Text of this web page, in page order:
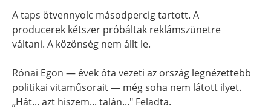
A taps ötvennyolc másodpercig tartott. A
producerek kétszer próbáltak reklámszünetre
váltani. A közönség nem állt le.
Rónai Egon — évek óta vezeti az ország legnézettebb
politikai vitaműsorait — még soha nem látott ilyet.
„Hát... azt hiszem... talán..." Feladta.